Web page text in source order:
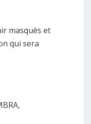
masqués et
qui sera